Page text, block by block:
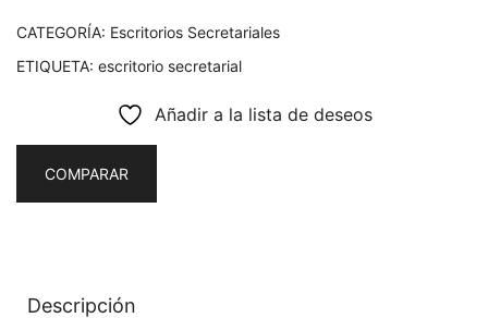
CATEGORÍA: Escritorios Secretariales
ETIQUETA: escritorio secretarial
Añadir a la lista de deseos
COMPARAR
Descripción